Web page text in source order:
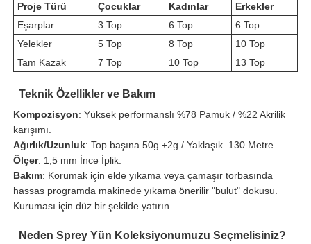
Proje Türü Çocuklar Kadınlar
Erkekler
Eşarplar
3 Top 6 Top
6 Top
Yelekler
5 Top 8 Top
10 Top
Tam Kazak
7 Top 10 Top 13 Top
Teknik Özellikler ve Bakım
Kompozisyon: Yüksek performanslı %78 Pamuk / %22 Akrilik
karışımı.
Ağırlık/Uzunluk: Top başına 50g ±2g / Yaklaşık. 130 Metre.
Ölçer: 1,5 mm İnce İplik.
Bakım: Korumak için elde yıkama veya çamaşır torbasında
hassas programda makinede yıkama önerilir "bulut" dokusu.
Kuruması için düz bir şekilde yatırın.
Neden Sprey Yün Koleksiyonumuzu Seçmelisiniz?